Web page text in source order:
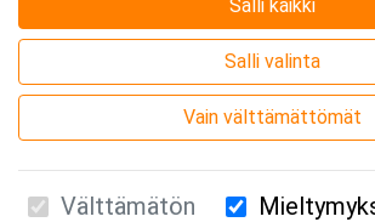
Webinaari
Salli kaikki
Salli valinta
Vain välttämättömät
Välttämätön